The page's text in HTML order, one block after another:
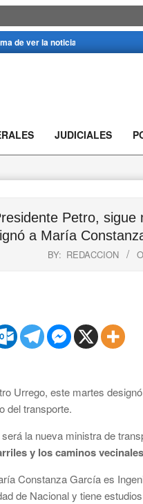
de ver la noticia
JUDICIALES
Petro,
a María
BY: REDACCION
Urrego, este martes
del transporte.
la nueva ministra de
y los caminos
Constanza García es
de Nacional y tiene